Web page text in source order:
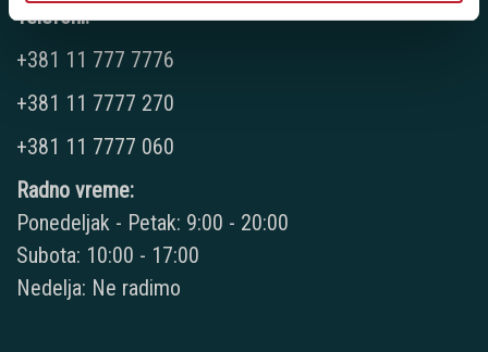
Telefoni:
+381 11 777 7776
+381 11 7777 270
+381 11 7777 060
Radno vreme:
Ponedeljak - Petak: 9:00 - 20:00
Subota: 10:00 - 17:00
Nedelja: Ne radimo